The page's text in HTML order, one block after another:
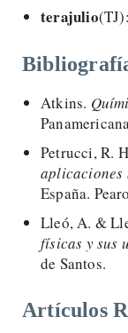
terajulio
Atkins.
Petrucci, R.
aplicaciones
España.
Lleó, A. &
físicas y sus
de Santos.
Artículos